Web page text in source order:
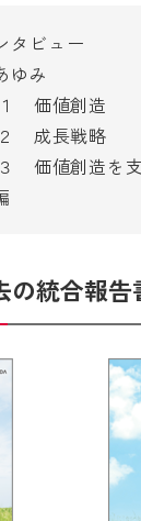
タビュー
ゆみ
価値創造
成長戦略
価値創造を
の統合報告